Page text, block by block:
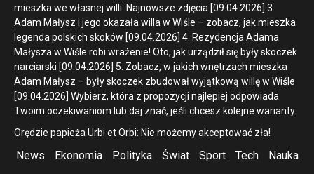
mieszka we własnej willi. Najnowsze zdjęcia [09.04.2026] 3.
Adam Małysz i jego okazała willa w Wiśle – zobacz, jak mieszka
legenda polskich skoków [09.04.2026] 4. Rezydencja Adama
Małysza w Wiśle robi wrażenie! Oto, jak urządził się były skoczek
narciarski [09.04.2026] 5. Zobacz, w jakich wnętrzach mieszka
Adam Małysz – były skoczek zbudował wyjątkową willę w Wiśle
[09.04.2026] Wybierz, która z propozycji najlepiej odpowiada
Twoim oczekiwaniom lub daj znać, jeśli chcesz kolejne warianty.
Orędzie papieża Urbi et Orbi: Nie możemy akceptować zła!
News Ekonomia Polityka Świat Sport Tech Nauka